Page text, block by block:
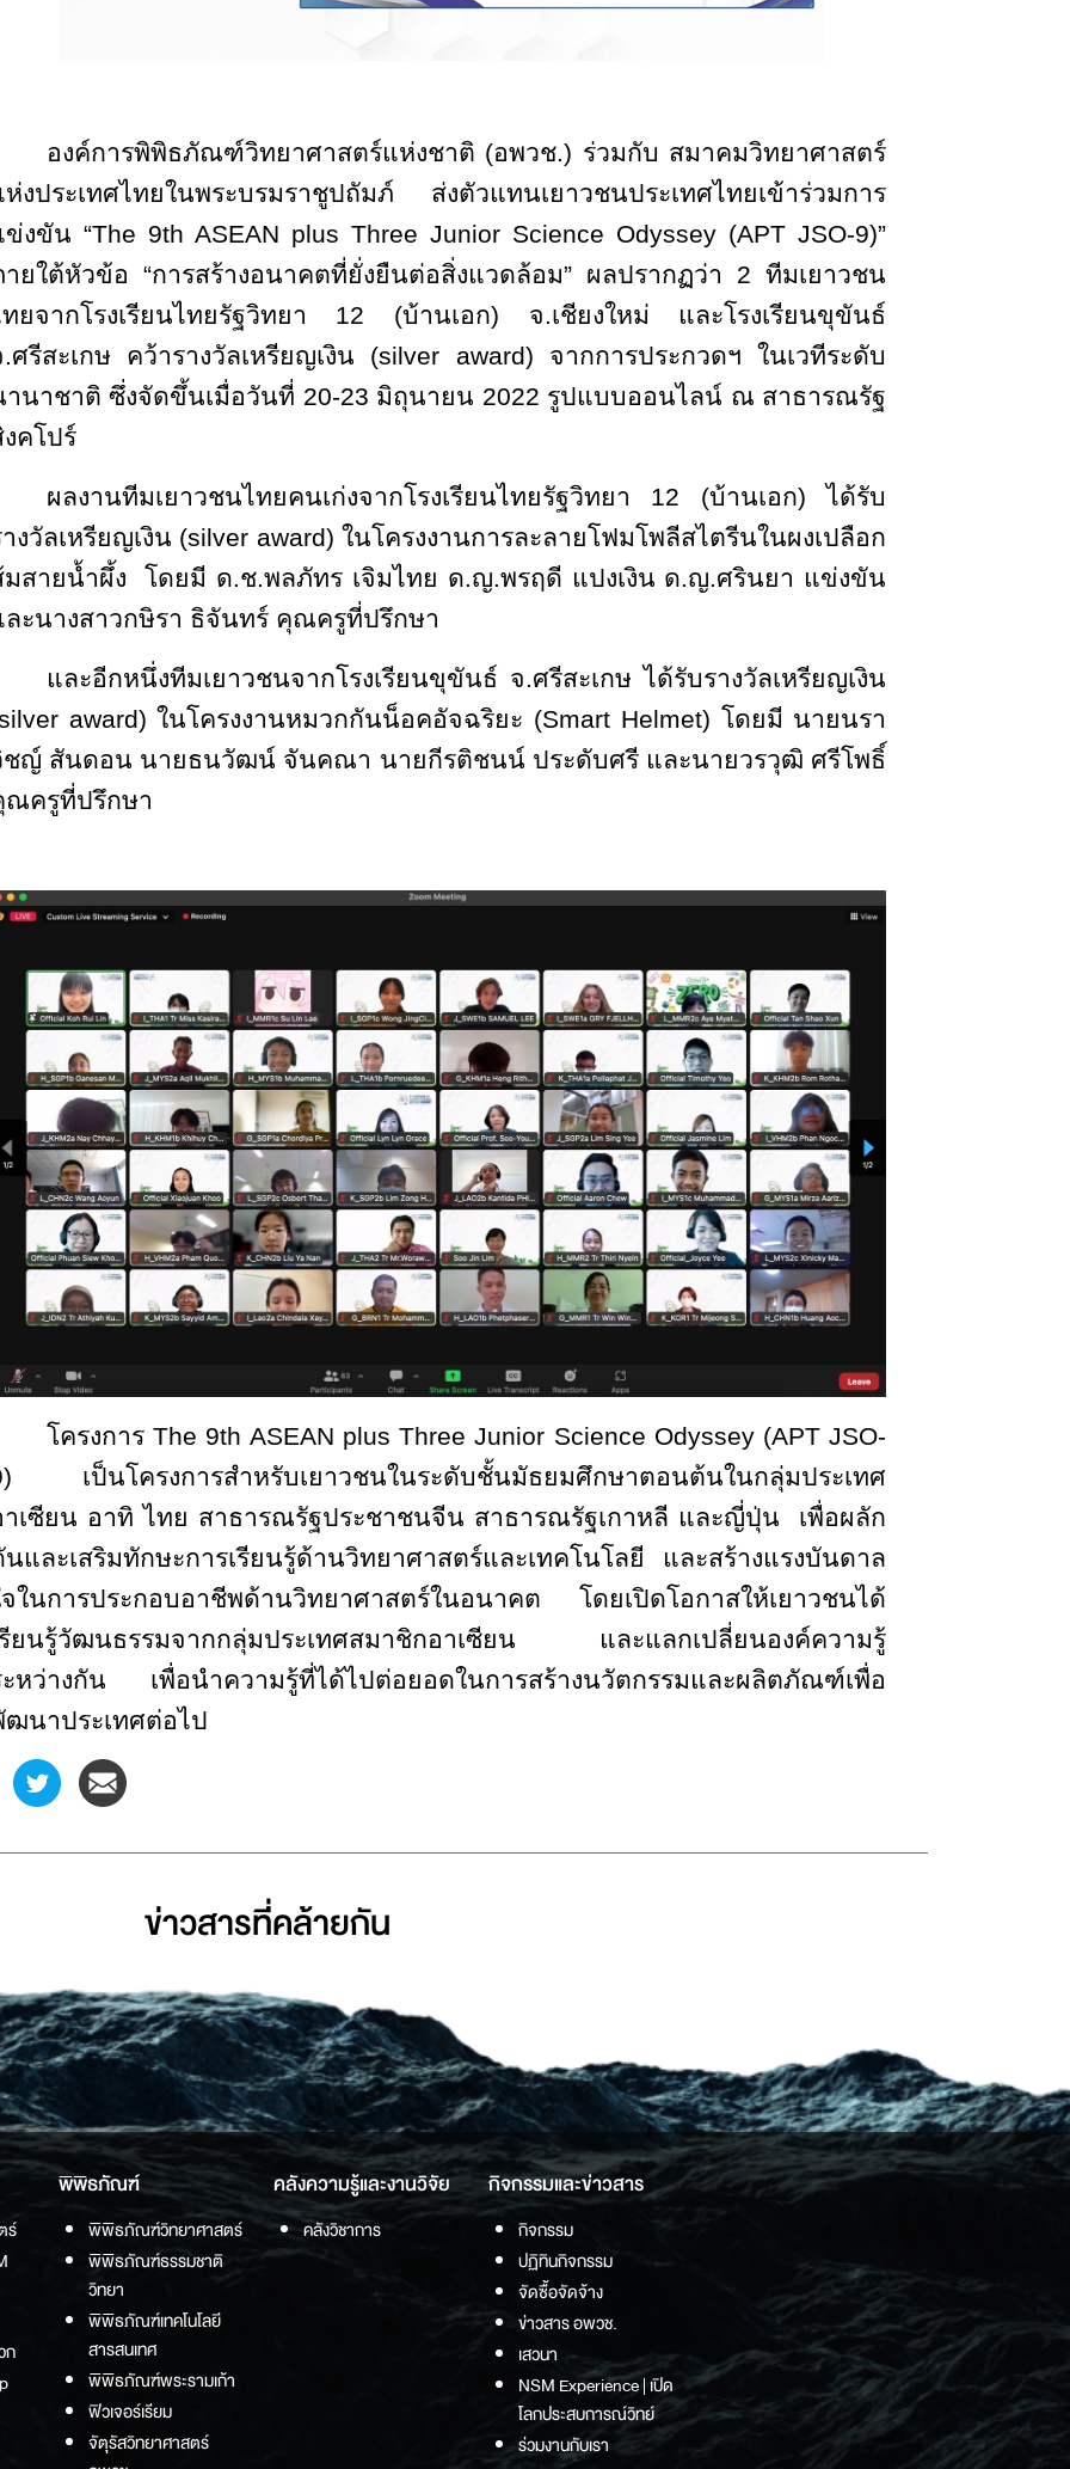
องค์การพิพิธภัณฑ์วิทยาศาสตร์แห่งชาติ (อพวช.) ร่วมกับ สมาคมวิทยาศาสตร์
ห่งประเทศไทยในพระบรมราชูปถัมภ์ ส่งตัวแทนเยาวชนประเทศไทยเข้าร่วมการ
ข่งขัน “The 9th ASEAN plus Three Junior Science Odyssey (APT JSO-9)”
ยใต้หัวข้อ “การสร้างอนาคตที่ยั่งยืนต่อสิ่งแวดล้อม” ผลปรากฏว่า 2 ทีมเยาวชน
ทยจากโรงเรียนไทยรัฐวิทยา 12 (บ้านเอก) จ.เชียงใหม่ และโรงเรียนขุขันธ์
.ศรีสะเกษ คว้ารางวัลเหรียญเงิน (silver award) จากการประกวดฯ ในเวทีระดับ
านาชาติ ซึ่งจัดขึ้นเมื่อวันที่ 20-23 มิถุนายน 2022 รูปแบบออนไลน์ ณ สาธารณรัฐ
คโปร์
ผลงานทีมเยาวชนไทยคนเก่งจากโรงเรียนไทยรัฐวิทยา 12 (บ้านเอก) ได้รับ
งวัลเหรียญเงิน (silver award) ในโครงงานการละลายโฟมโพลีสไตรีนในผงเปลือก
มสายน้ำผึ้ง โดยมี ด.ช.พลภัทร เจิมไทย ด.ญ.พรฤดี แปงเงิน ด.ญ.ศรินยา แข่งขัน
ละนางสาวกษิรา ธิจันทร์ คุณครูที่ปรึกษา
และอีกหนึ่งทีมเยาวชนจากโรงเรียนขุขันธ์ จ.ศรีสะเกษ ได้รับรางวัลเหรียญเงิน
award) ในโครงงานหมวกกันน็อคอัจฉริยะ (Smart Helmet) โดยมี นายนรา
ชญ์ สันดอน นายธนวัฒน์ จันคณา นายกีรติชนน์ ประดับศรี และนายวรวุฒิ ศรีโพธิ์
ณครูที่ปรึกษา
โครงการ The 9th ASEAN plus Three Junior Science Odyssey (APT JSO-
เป็นโครงการสำหรับเยาวชนในระดับชั้นมัธยมศึกษาตอนต้นในกลุ่มประเทศ
าเซียน อาทิ ไทย สาธารณรัฐประชาชนจีน สาธารณรัฐเกาหลี และญี่ปุ่น เพื่อผลัก
นและเสริมทักษะการเรียนรู้ด้านวิทยาศาสตร์และเทคโนโลยี และสร้างแรงบันดาล
ในการประกอบอาชีพด้านวิทยาศาสตร์ในอนาคต โดยเปิดโอกาสให้เยาวชนได้
รียนรู้วัฒนธรรมจากกลุ่มประเทศสมาชิกอาเซียน และแลกเปลี่ยนองค์ความรู้
ะหว่างกัน เพื่อนำความรู้ที่ได้ไปต่อยอดในการสร้างนวัตกรรมและผลิตภัณฑ์เพื่อ
นาประเทศต่อไป
ข่าวสารที่่คล้ายกัน
ร์
ก
พิพิธภัณฑ์
พิพิธภัณฑ์วิทยาศาสตร์
พิพิธภัณฑ์ธรรมชาติ
วิทยา
พิพิธภัณฑ์เทคโนโลยี
สารสนเทศ
พิพิธภัณฑ์พระรามเก้า
ฟิวเจอร์เรียม
จัตุรัสวิทยาศาสตร์
คลังความรู้และงานวิจัย
คลังวิชาการ
กิจกรรมและข่าวสาร
กิจกรรม
ปฏิทินกิจกรรม
จัดซื้อจัดจ้าง
ข่าวสาร อพวช.
เสวนา
NSM Experience | เปิด
โลกประสบการณ์วิทย์
ร่วมงานกับเรา